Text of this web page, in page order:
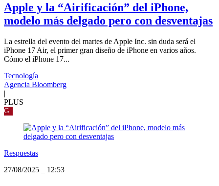
Apple y la “Airificación” del iPhone,
modelo más delgado pero con desventajas
La estrella del evento del martes de Apple Inc. sin duda será el
iPhone 17 Air, el primer gran diseño de iPhone en varios años.
Cómo el iPhone 17...
Tecnología
Agencia Bloomberg
|
PLUS
G
Respuestas
27/08/2025
12:53